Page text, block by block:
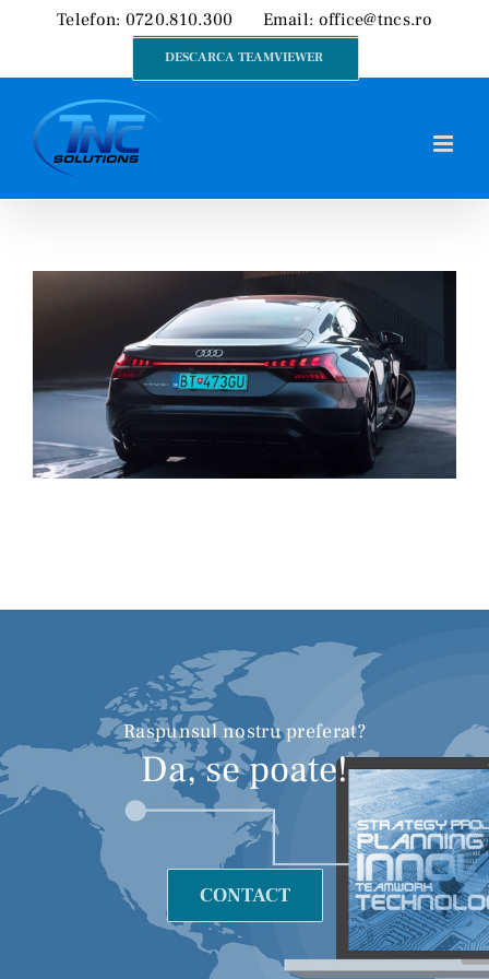
content
Telefon: 0720.810.300 Email: office@tncs.ro
DESCARCA TEAMVIEWER
Raspunsul nostru preferat?
Da, se poate!
CONTACT